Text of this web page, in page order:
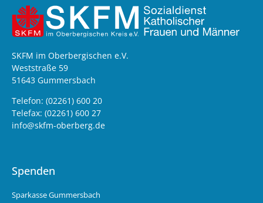
SKFM im Oberbergischen e.V.
Weststraße 59
51643 Gummersbach
Telefon: (02261) 600 20
Telefax: (02261) 600 27
info@skfm-oberberg.de
Spenden
Sparkasse Gummersbach